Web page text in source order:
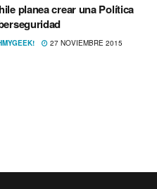
planea crear una Polí­tica
27 NOVIEMBRE 2015